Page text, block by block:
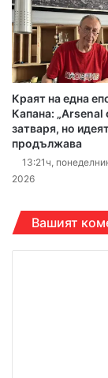
Краят на една
Капана: „Arsenal
затваря, но
продължава
13:21ч,
2026
Вашият